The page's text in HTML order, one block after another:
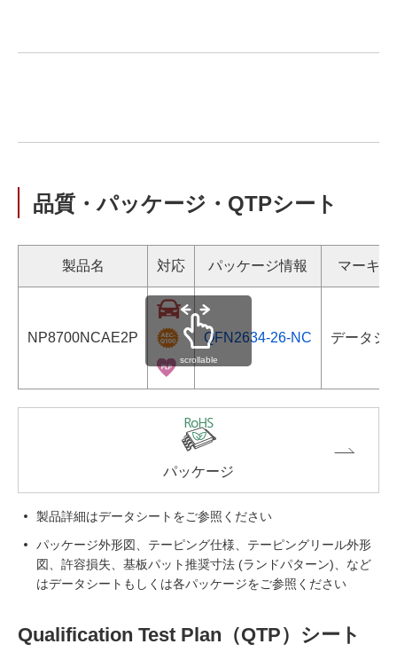
品質・パッケージ・QTPシート
製品名 対応 パッケージ情報 マーキ
NP8700NCAE2P QFN2634-26-NC データシ
scrollable
パッケージ
製品詳細はデータシートをご参照ください
パッケージ外形図、テーピング仕様、テーピングリール外形
図、許容損失、基板パット推奨寸法 (ランドパターン)、など
はデータシートもしくは各パッケージをご参照ください
Qualification Test Plan（QTP）シート